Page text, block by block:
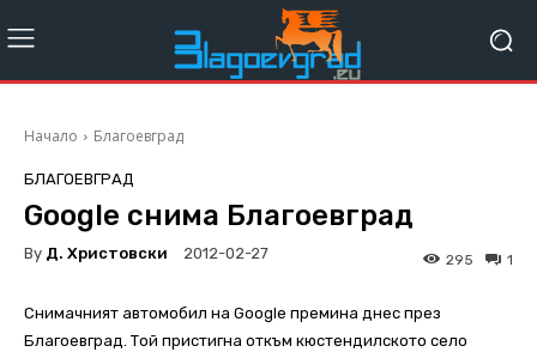
Начало Благоевград
БЛАГОЕВГРАД
Google снима Благоевград
By Д. Христовски 2012-02-27 1
295
Снимачният автомобил на Google премина днес през
Благоевград. Той пристигна откъм кюстендилското село